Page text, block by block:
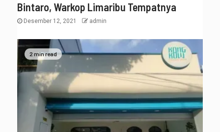
Bintaro, Warkop Limaribu Tempatnya
Desember 12, 2021 admin
2 min read